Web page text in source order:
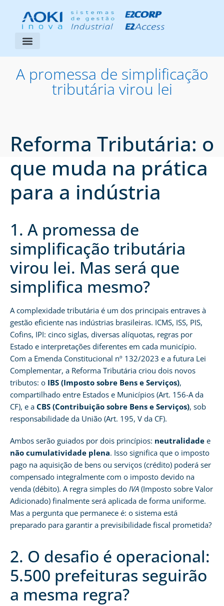
A promessa de simplificação
tributária virou lei
Reforma Tributária: o
que muda na prática
para a indústria
1. A promessa de
simplificação tributária
virou lei. Mas será que
simplifica mesmo?
A complexidade tributária é um dos principais entraves à
gestão eficiente nas indústrias brasileiras. ICMS, ISS, PIS,
Cofins, IPI: cinco siglas, diversas alíquotas, regras por
Estado e interpretações diferentes em cada município.
Com a Emenda Constitucional nº 132/2023 e a futura Lei
Complementar, a Reforma Tributária criou dois novos
tributos: o IBS (Imposto sobre Bens e Serviços),
compartilhado entre Estados e Municípios (Art. 156-A da
CF), e a CBS (Contribuição sobre Bens e Serviços), sob
responsabilidade da União (Art. 195, V da CF).
Ambos serão guiados por dois princípios: neutralidade e
não cumulatividade plena. Isso significa que o imposto
pago na aquisição de bens ou serviços (crédito) poderá ser
compensado integralmente com o imposto devido na
venda (débito). A regra simples do IVA (Imposto sobre Valor
Adicionado) finalmente será aplicada de forma uniforme.
Mas a pergunta que permanece é: o sistema está
preparado para garantir a previsibilidade fiscal prometida?
2. O desafio é operacional:
5.500 prefeituras seguirão
a mesma regra?